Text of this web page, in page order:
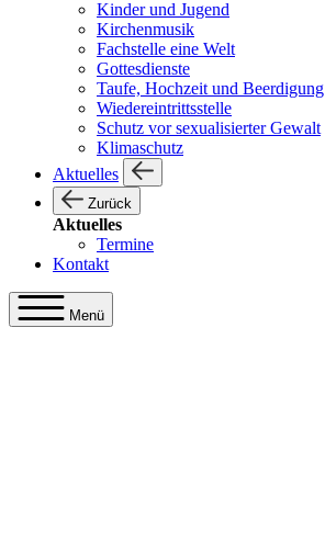
Kinder und Jugend
Kirchenmusik
Fachstelle eine Welt
Gottesdienste
Taufe, Hochzeit und Beerdigung
Wiedereintrittsstelle
Schutz vor sexualisierter Gewalt
Klimaschutz
Aktuelles
Zurück
Aktuelles
Termine
Kontakt
Menü